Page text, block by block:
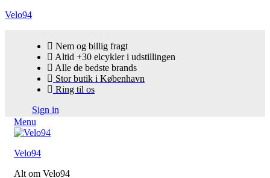
Velo94
Nem og billig fragt
Altid +30 elcykler i udstillingen
Alle de bedste brands
Stor butik i København
Ring til os
Sign in
Menu
Velo94
Alt om Velo94